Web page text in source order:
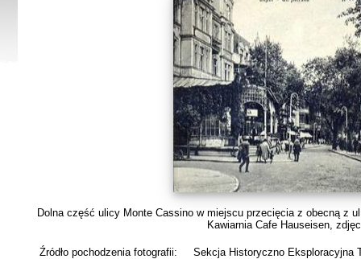
Dolna część ulicy Monte Cassino w miejscu przecięcia z obecną z
Kawiarnia Cafe Hauseisen,
Źródło pochodzenia fotografii:
Sekcja Historyczno Eksploracyjna